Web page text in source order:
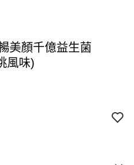
美顏千億益生菌
風味)